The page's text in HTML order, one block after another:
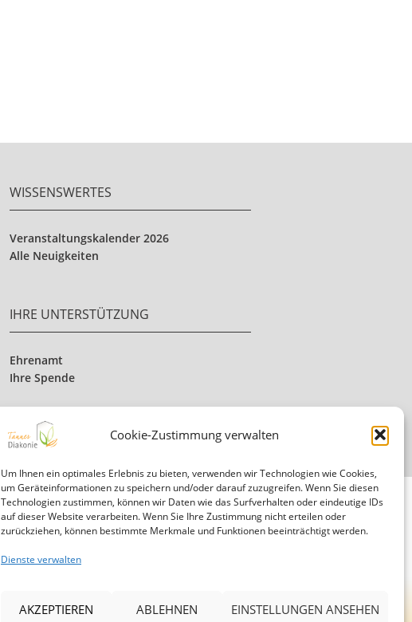
Cookie-Zustimmung verwalten
Um Ihnen ein optimales Erlebnis zu bieten, verwenden wir Technologien wie Cookies,
um Geräteinformationen zu speichern und/oder darauf zuzugreifen. Wenn Sie diesen
Technologien zustimmen, können wir Daten wie das Surfverhalten oder eindeutige IDs
auf dieser Website verarbeiten. Wenn Sie Ihre Zustimmung nicht erteilen oder
zurückziehen, können bestimmte Merkmale und Funktionen beeinträchtigt werden.
Dienste verwalten
AKZEPTIEREN ABLEHNEN EINSTELLUNGEN ANSEHEN
WISSENSWERTES
Veranstaltungskalender 2026
Alle Neuigkeiten
IHRE UNTERSTÜTZUNG
Ehrenamt
Ihre Spende